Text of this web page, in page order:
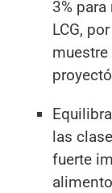
3%
LCG,
las
fuerte